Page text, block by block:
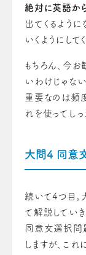
絶対に英語か
出てくるよう
いくようにして
もちろん、今
いわけじゃな
重要なの は頻
れを使ってしっ
大問4 同意
続いて4つ目
て解説していき
同意文選択問
しますが、こ